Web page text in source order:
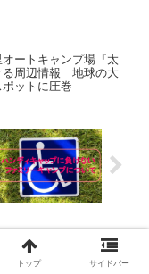
ートキャンプ場『太
る周辺情報 地球の大
ットに圧巻
トップ サイドバー